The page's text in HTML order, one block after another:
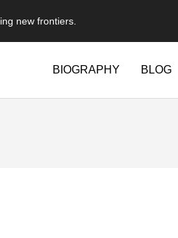
new frontiers.
BIOGRAPHY BLOG